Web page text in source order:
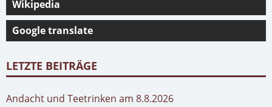
Wikipedia
Google translate
LETZTE BEITRÄGE
Andacht und Teetrinken am 8.8.2026